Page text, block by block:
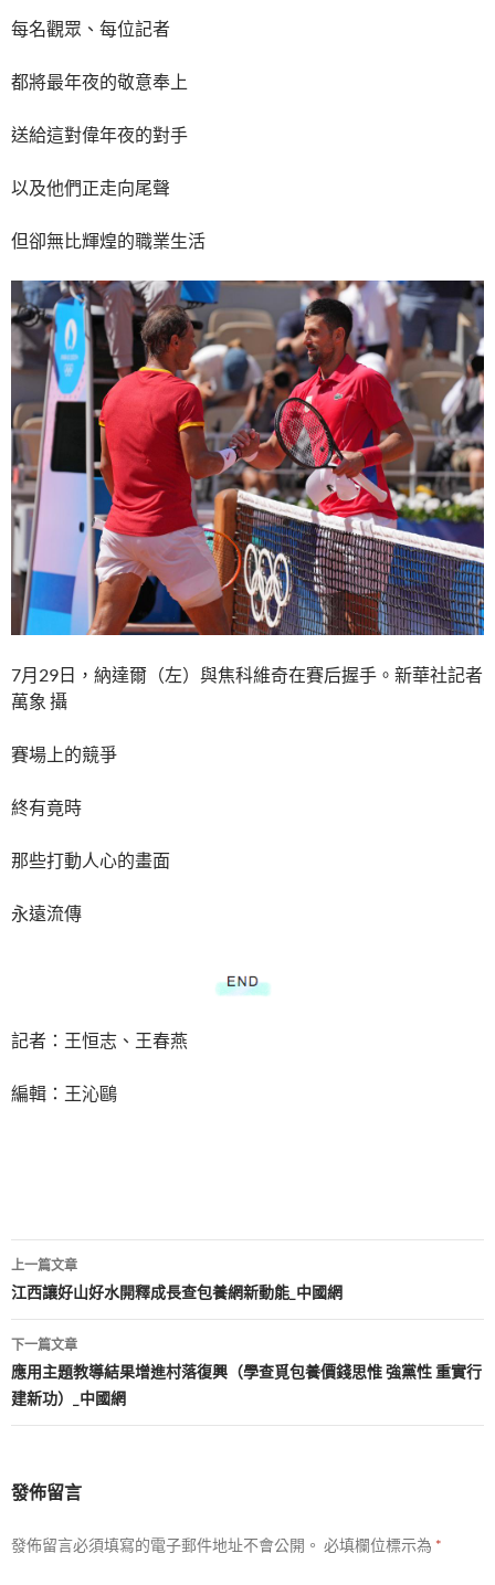
每名觀眾、每位記者
都將最年夜的敬意奉上
送給這對偉年夜的對手
以及他們正走向尾聲
但卻無比輝煌的職業生活
7月29日，納達爾（左）與焦科維奇在賽后握手。新華社記者
萬象 攝
賽場上的競爭
終有竟時
那些打動人心的畫面
永遠流傳
記者：王恒志、王春燕
編輯：王沁鷗
文
章
導
覽
上一篇文章
江西讓好山好水開釋成長查包養網新動能_中國網
下一篇文章
應用主題教導結果增進村落復興（學查覓包養價錢思惟 強黨性 重實行
建新功）_中國網
發佈留言
發佈留言必須填寫的電子郵件地址不會公開。 必填欄位標示為 *